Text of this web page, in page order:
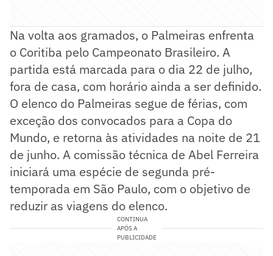
Na volta aos gramados, o Palmeiras enfrenta
o Coritiba pelo Campeonato Brasileiro. A
partida está marcada para o dia 22 de julho,
fora de casa, com horário ainda a ser definido.
O elenco do Palmeiras segue de férias, com
exceção dos convocados para a Copa do
Mundo, e retorna às atividades na noite de 21
de junho. A comissão técnica de Abel Ferreira
iniciará uma espécie de segunda pré-
temporada em São Paulo, com o objetivo de
reduzir as viagens do elenco.
CONTINUA
APÓS A
PUBLICIDADE